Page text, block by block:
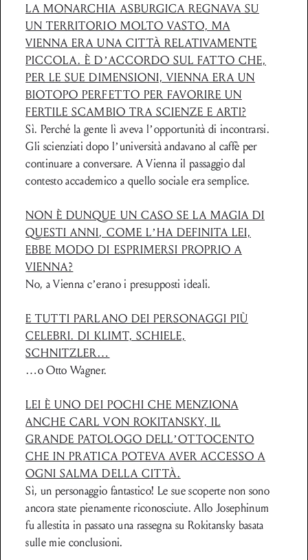
LA MONARCHIA ASBURGICA REGNAVA SU
UN TERRITORIO MOLTO VASTO, MA
VIENNA ERA UNA CITTÀ RELATIVAMENTE
PICCOLA. È D’ACCORDO SUL FATTO CHE,
PER LE SUE DIMENSIONI, VIENNA ERA UN
BIOTOPO PERFETTO PER FAVORIRE UN
FERTILE SCAMBIO TRA SCIENZE E ARTI?
Sì. Perché la gente lì aveva l’opportunità di incontrarsi.
Gli scienziati dopo l’università andavano al caffè per
continuare a conversare. A Vienna il passaggio dal
contesto accademico a quello sociale era semplice.
NON È DUNQUE UN CASO SE LA MAGIA DI
QUESTI ANNI, COME L’HA DEFINITA LEI,
EBBE MODO DI ESPRIMERSI PROPRIO A
VIENNA?
No, a Vienna c’erano i presupposti ideali.
E TUTTI PARLANO DEI PERSONAGGI PIÙ
CELEBRI. DI KLIMT, SCHIELE,
SCHNITZLER…
…o Otto Wagner.
LEI È UNO DEI POCHI CHE MENZIONA
ANCHE CARL VON ROKITANSKY, IL
GRANDE PATOLOGO DELL’OTTOCENTO
CHE IN PRATICA POTEVA AVER ACCESSO A
OGNI SALMA DELLA CITTÀ.
Sì, un personaggio fantastico! Le sue scoperte non sono
ancora state pienamente riconosciute. Allo Josephinum
fu allestita in passato una rassegna su Rokitansky basata
sulle mie conclusioni.